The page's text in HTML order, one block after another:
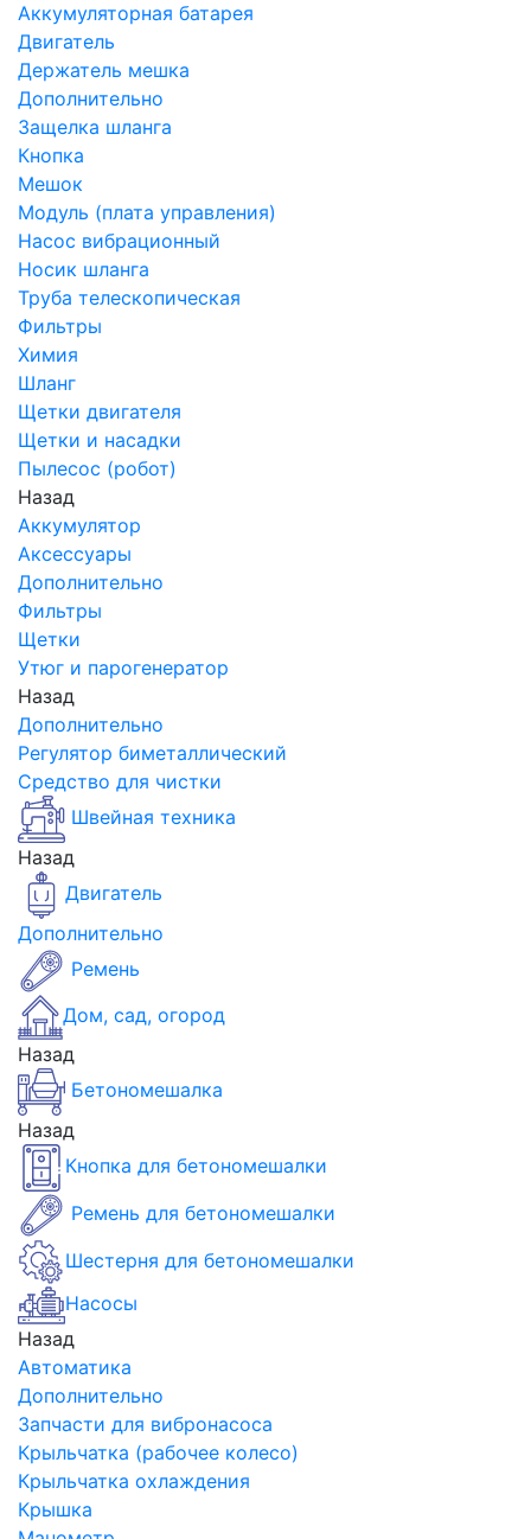
Аккумуляторная батарея
Двигатель
Держатель мешка
Дополнительно
Защелка шланга
Кнопка
Мешок
Модуль (плата управления)
Насос вибрационный
Носик шланга
Труба телескопическая
Фильтры
Химия
Шланг
Щетки двигателя
Щетки и насадки
Пылесос (робот)
Назад
Аккумулятор
Аксессуары
Дополнительно
Фильтры
Щетки
Утюг и парогенератор
Назад
Дополнительно
Регулятор биметаллический
Средство для чистки
Швейная техника
Назад
Двигатель
Дополнительно
Ремень
Дом, сад, огород
Назад
Бетономешалка
Назад
Кнопка для бетономешалки
Ремень для бетономешалки
Шестерня для бетономешалки
Насосы
Назад
Автоматика
Дополнительно
Запчасти для вибронасоса
Крыльчатка (рабочее колесо)
Крыльчатка охлаждения
Крышка